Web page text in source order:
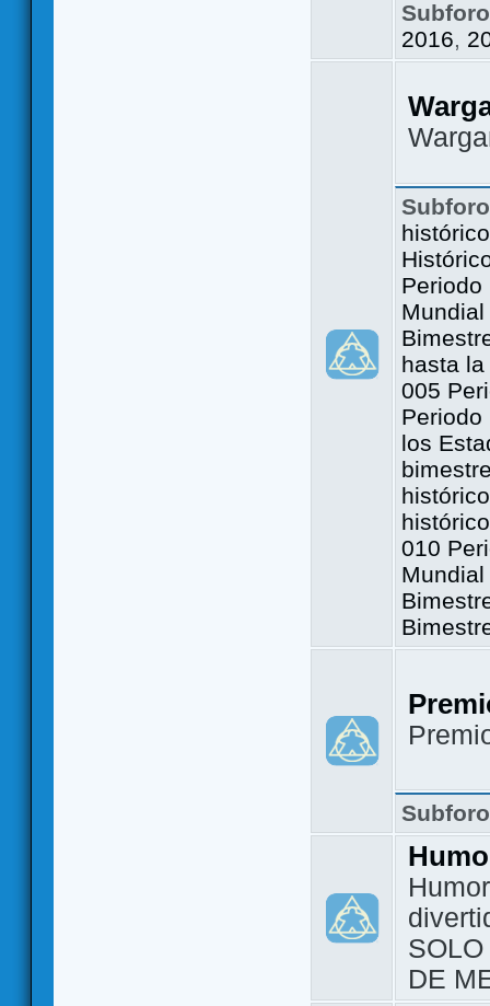
2016,
Periodo
hasta
005
Periodo
los
010
DE